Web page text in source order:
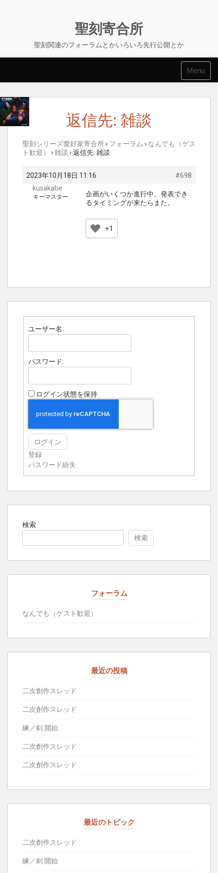
聖刻寄合所
聖刻関連のフォーラムとかいろいろ先行公開とか
Menu
返信先: 雑談
聖刻シリーズ愛好家寄合所› フォーラム › なんでも（ゲス
ト歓迎）
›雑談 ›返信先: 雑談
2023年10月18日 11:16
#698
kusakabe
キーマスター
企画がいくつか進行中。発表でき
るタイミングが来たらまた。
+1
ユーザー名:
パスワード:
ログイン状態を保持
ログイン
登録
パスワード紛失
検索
検索
フォーラム
なんでも（ゲスト歓迎）
最近の投稿
二次創作スレッド
二次創作スレッド
練／剣 開始
二次創作スレッド
二次創作スレッド
最近のトピック
二次創作スレッド
練／剣 開始